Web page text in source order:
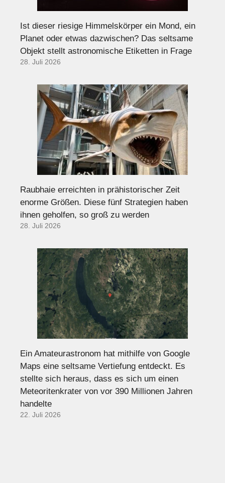
Ist dieser riesige Himmelskörper ein Mond, ein
Planet oder etwas dazwischen? Das seltsame
Objekt stellt astronomische Etiketten in Frage
28. Juli 2026
Raubhaie erreichten in prähistorischer Zeit
enorme Größen. Diese fünf Strategien haben
ihnen geholfen, so groß zu werden
28. Juli 2026
Ein Amateurastronom hat mithilfe von Google
Maps eine seltsame Vertiefung entdeckt. Es
stellte sich heraus, dass es sich um einen
Meteoritenkrater von vor 390 Millionen Jahren
handelte
22. Juli 2026